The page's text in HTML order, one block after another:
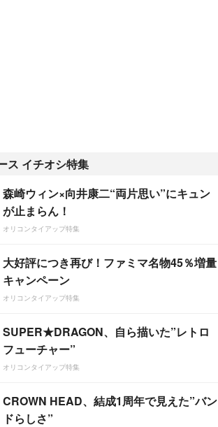
ス イチオシ特集
森崎ウィン×向井康二“両片思い”にキュン
が止まらん！
オリコンタイアップ特集
大好評につき再び！ファミマ名物45％増量
キャンペーン
オリコンタイアップ特集
SUPER★DRAGON、自ら描いた”レトロ
フューチャー”
オリコンタイアップ特集
CROWN HEAD、結成1周年で見えた”バン
ドらしさ”